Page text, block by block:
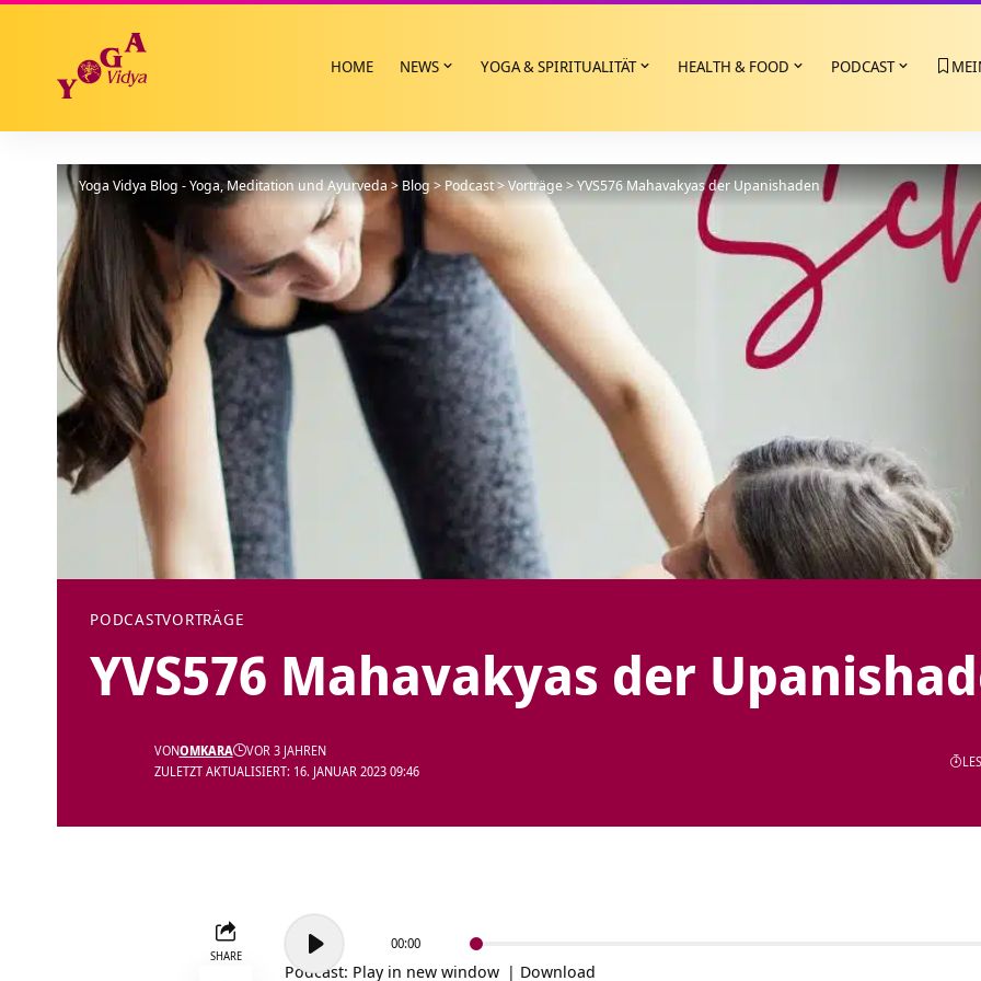
HOME NEWS YOGA & SPIRITUALITÄT HEALTH & FOOD PODCAST
Yoga Vidya Blog - Yoga, Meditation und Ayurveda> Blog > Podcast>Vorträge>YVS576 Mahavakyas der Upanishaden
PODCASTVORTRÄGE
YVS576 Mahavakyas der
ZULETZT AKTUALISIERT: 16. JANUAR 2023 09:46
VONOMKARA VOR 3 JAHREN
SHARE
Audio-
Player
00:00
Podcast: Play in new window | Download